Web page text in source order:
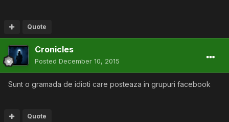
Quote
Cronicles
Posted December 10, 2015
Sunt o gramada de idioti care posteaza in grupuri facebook
Quote